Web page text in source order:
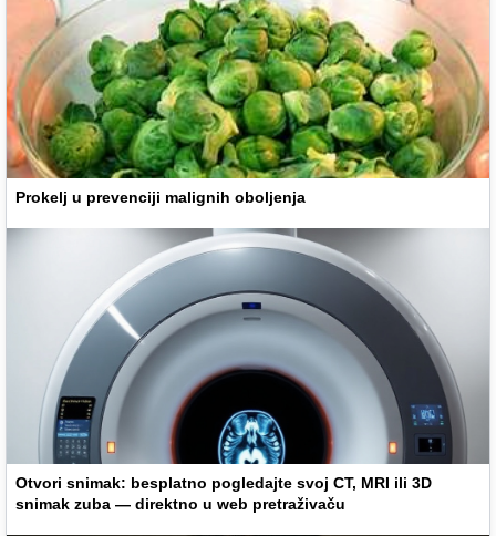
Prokelj u prevenciji malignih oboljenja
Otvori snimak: besplatno pogledajte svoj CT, MRI ili 3D
snimak zuba — direktno u web pretraživaču